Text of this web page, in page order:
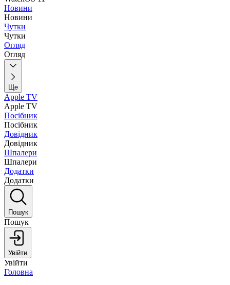
Новини
Новини
Чутки
Чутки
Огляд
Огляд
Ще
Apple TV
Apple TV
Посібник
Посібник
Довідник
Довідник
Шпалери
Шпалери
Додатки
Додатки
Пошук
Пошук
Увійти
Увійти
Головна